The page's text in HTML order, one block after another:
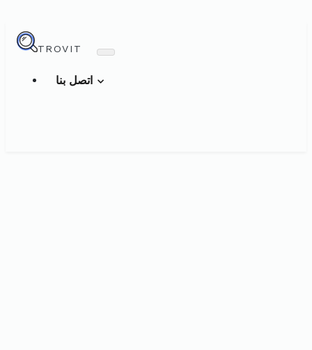
TROVIT